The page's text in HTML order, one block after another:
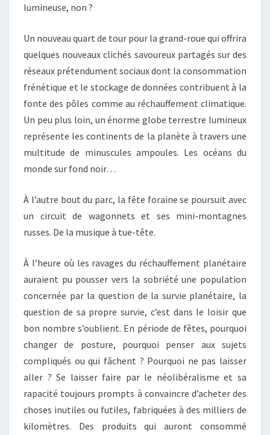
lumineuse, non ?
Un nouveau quart de tour pour la grand-roue qui offrira
quelques nouveaux clichés savoureux partagés sur des
réseaux prétendument sociaux dont la consommation
frénétique et le stockage de données contribuent à la
fonte des pôles comme au réchauffement climatique.
Un peu plus loin, un énorme globe terrestre lumineux
représente les continents de la planète à travers une
multitude de minuscules ampoules. Les océans du
monde sur fond noir…
À l’autre bout du parc, la fête foraine se poursuit avec
un circuit de wagonnets et ses mini-montagnes
russes. De la musique à tue-tête.
À l’heure où les ravages du réchauffement planétaire
auraient pu pousser vers la sobriété une population
concernée par la question de la survie planétaire, la
question de sa propre survie, c’est dans le loisir que
bon nombre s’oublient. En période de fêtes, pourquoi
changer de posture, pourquoi penser aux sujets
compliqués ou qui fâchent ? Pourquoi ne pas laisser
aller ? Se laisser faire par le néolibéralisme et sa
rapacité toujours prompts à convaincre d’acheter des
choses inutiles ou futiles, fabriquées à des milliers de
kilomètres. Des produits qui auront consommé